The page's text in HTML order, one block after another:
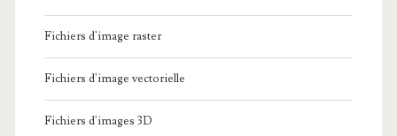
Fichiers d'image raster
Fichiers d'image vectorielle
Fichiers d'images 3D